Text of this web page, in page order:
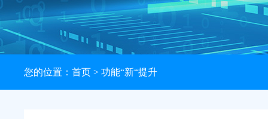
您的位置： 首页 > 功能“新“提升